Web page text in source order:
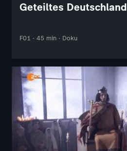
Geteiltes Deutschland
F01 · 45 min · Doku